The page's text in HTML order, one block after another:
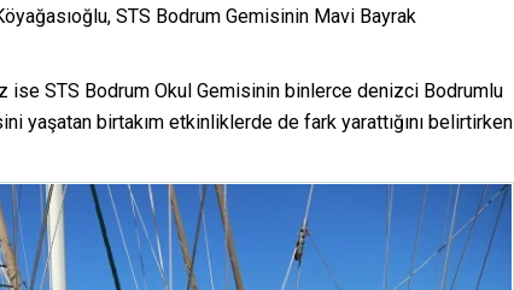
STS Bodrum Gemisinin Mavi Bayrak
ise STS Bodrum Okul Gemisinin binlerce denizci Bodrumlu
yaşatan birtakım etkinliklerde de fark yarattığını belirtirken